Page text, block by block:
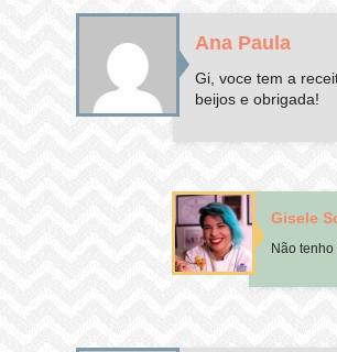
Ana Paula
Gi, voce tem a
beijos e obrigada!
Gisele
Não